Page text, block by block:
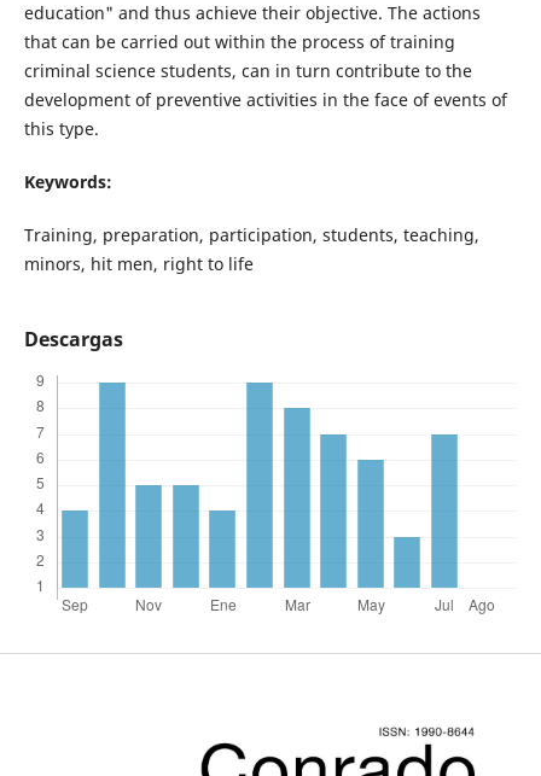
education" and thus achieve their objective. The actions
that can be carried out within the process of training
criminal science students, can in turn contribute to the
development of preventive activities in the face of events of
this type.
Keywords:
Training, preparation, participation, students, teaching,
minors, hit men, right to life
Descargas